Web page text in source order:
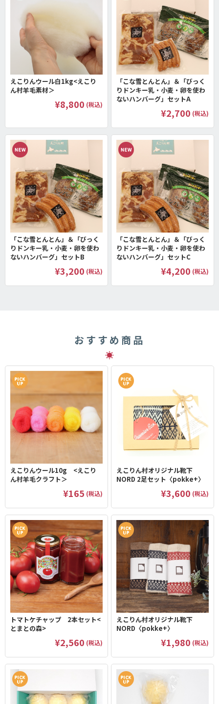
えこりんウール白1kg<えこり
ん村羊毛素材＞
¥8,800 (税込)
「こな雪とんとん」＆「びっく
りドンキー乳・小麦・卵を使わ
ないハンバーグ」セットA
¥2,700 (税込)
「こな雪とんとん」＆「びっく
りドンキー乳・小麦・卵を使わ
ないハンバーグ」セットB
¥3,200 (税込)
「こな雪とんとん」＆「びっく
りドンキー乳・小麦・卵を使わ
ないハンバーグ」セットC
¥4,200 (税込)
おすすめ商品
えこりんウール10g <えこり
ん村羊毛クラフト＞
¥165 (税込)
えこりん村オリジナル靴下
NORD 2足セット〈pokke+〉
¥3,600 (税込)
トマトケチャップ 2本セット<
とまとの森>
¥2,560 (税込)
えこりん村オリジナル靴下
NORD〈pokke+〉
¥1,980 (税込)